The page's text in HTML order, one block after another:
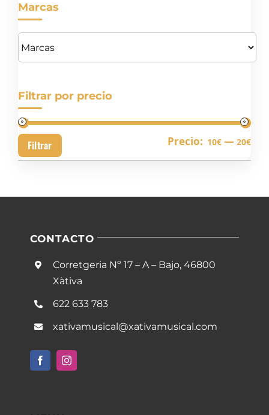
Marcas
Filtrar por precio
Filtrar Precio: 10€ — 20€
CONTACTO
Corretgeria Nº 17 – A – Bajo, 46800
Xàtiva
622 633 783
xativamusical@xativamusical.com